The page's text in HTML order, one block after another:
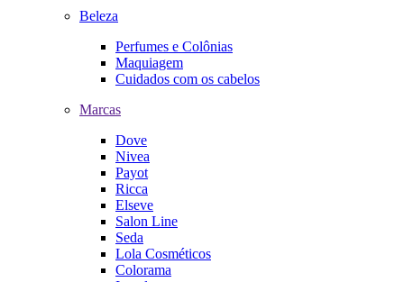
Beleza
Perfumes e Colônias
Maquiagem
Cuidados com os cabelos
Marcas
Dove
Nivea
Payot
Ricca
Elseve
Salon Line
Seda
Lola Cosméticos
Colorama